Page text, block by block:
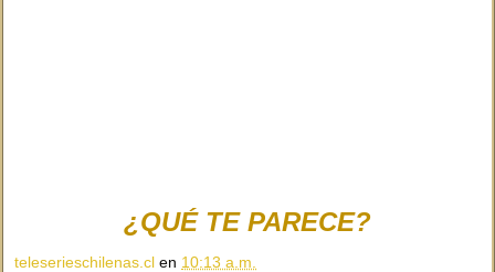
¿QUÉ TE PARECE?
teleserieschilenas.cl en 10:13 a.m.